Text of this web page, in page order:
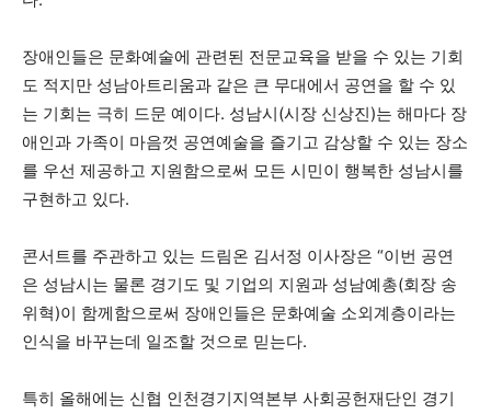
장애인들은 문화예술에 관련된 전문교육을 받을 수 있는 기회
도 적지만 성남아트리움과 같은 큰 무대에서 공연을 할 수 있
는 기회는 극히 드문 예이다. 성남시(시장 신상진)는 해마다 장
애인과 가족이 마음껏 공연예술을 즐기고 감상할 수 있는 장소
를 우선 제공하고 지원함으로써 모든 시민이 행복한 성남시를
구현하고 있다.
콘서트를 주관하고 있는 드림온 김서정 이사장은 “이번 공연
은 성남시는 물론 경기도 및 기업의 지원과 성남예총(회장 송
위혁)이 함께함으로써 장애인들은 문화예술 소외계층이라는
인식을 바꾸는데 일조할 것으로 믿는다.
특히 올해에는 신협 인천경기지역본부 사회공헌재단인 경기